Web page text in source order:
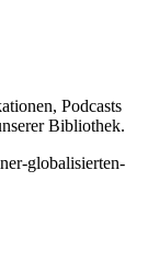
Podcasts
Bibliothek.
globalisierten-